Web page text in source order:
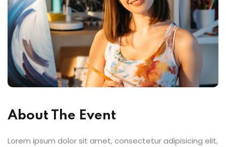
About The Event
Lorem ipsum dolor sit amet, consectetur adipisicing elit,